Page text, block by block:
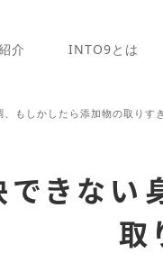
介 INTO9とは
もしかしたら添加物の取りす
きない
取